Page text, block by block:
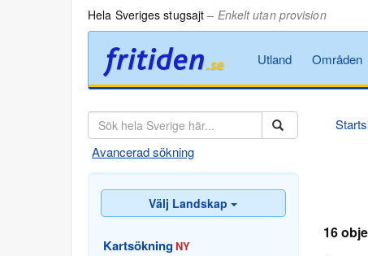
Hela Sveriges stugsajt– Enkelt utan provision
Utland Områden
Avancerad sökning
Välj Landskap
KartsökningNY
16